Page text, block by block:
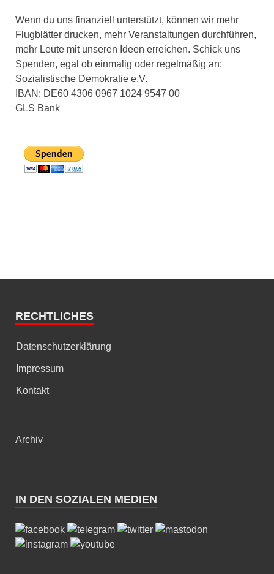
Wenn du uns finanziell unterstützt, können wir mehr
Flugblätter drucken, mehr Veranstaltungen durchführen,
mehr Leute mit unseren Ideen erreichen. Schick uns
Spenden, egal ob einmalig oder regelmäßig an:
Sozialistische Demokratie e.V.
IBAN: DE60 4306 0967 1024 9547 00
GLS Bank
RECHTLICHES
Datenschutzerklärung
Impressum
Kontakt
Archiv
IN DEN SOZIALEN MEDIEN